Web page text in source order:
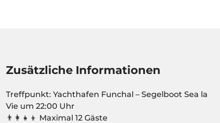
Zusätzliche Informationen
Treffpunkt: Yachthafen Funchal – Segelboot Sea la
Vie um 22:00 Uhr
👨‍👩‍👧‍👦 Maximal 12 Gäste